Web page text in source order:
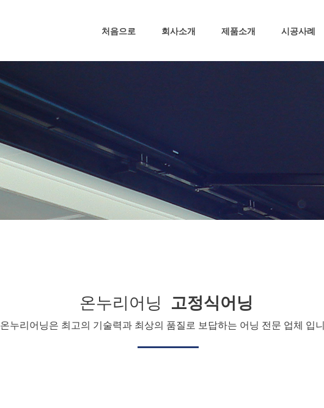
처음으로 회사소개 제품소개 시공사례
온누리어닝 고정식어닝
온누리어닝은 최고의 기술력과 최상의 품질로 보답하는 어닝 전문 업체 입